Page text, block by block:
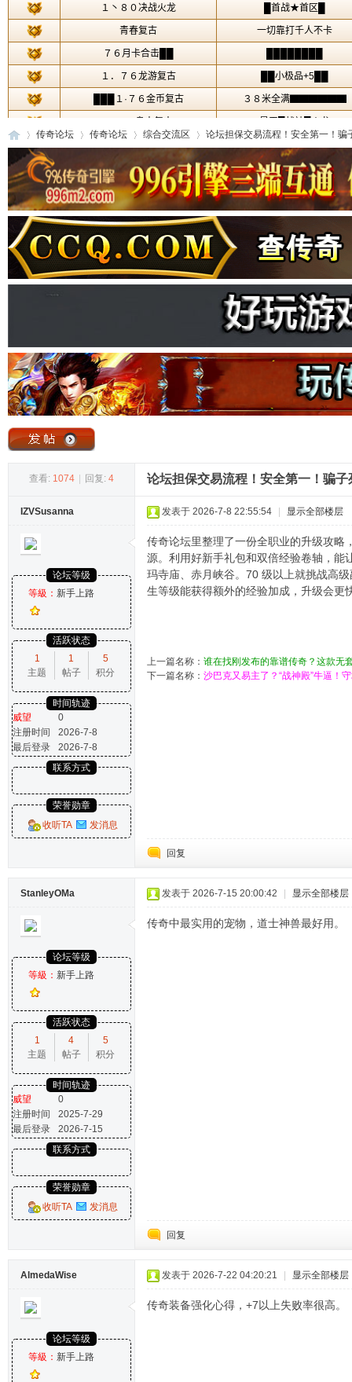
传
奇
坛
»
传奇论坛
›
传奇论坛 综合交流区
›
论坛担保交易流程！安全第一！骗
查看: 1074 回复: 4 论坛担保交易流程！安全第一！骗
IZVSusanna
论坛等级
等級： 新手上路
活跃状态
1
主题
1
帖子
5
积分
时间轨迹
威望
0
注册时间
2026-7-8
最后登录
2026-7-8
联系方式
荣誉勋章
收听TA
发消息
发表于 2026-7-8 22:55:54 显示全部楼层
传奇论坛里整理了一份全职业的升级攻略
源。利用好新手礼包和双倍经验卷轴，能
玛寺庙、赤月峡谷。70 级以上就挑战高
生等级能获得额外的经验加成，升级会更
上一篇名称： 谁在找刚发布的靠谱传奇？这款无
下一篇名称： 沙巴克又易主了？“战神殿”牛逼！
回复
StanleyOMa
论坛等级
等級： 新手上路
活跃状态
1
主题
4
帖子
5
积分
时间轨迹
威望
0
注册时间
2025-7-29
最后登录
2026-7-15
联系方式
荣誉勋章
收听TA
发消息
发表于 2026-7-15 20:00:42 显示全部楼层
传奇中最实用的宠物，道士神兽最好用。
回复
AlmedaWise
论坛等级
等級： 新手上路
发表于 2026-7-22 04:20:21 显示全部楼层
传奇装备强化心得，+7以上失败率很高。